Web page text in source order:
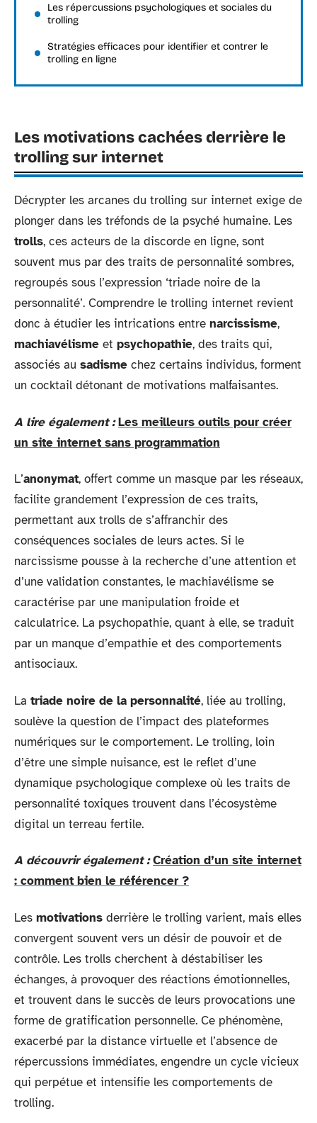
Les répercussions psychologiques et sociales du
trolling
Stratégies efficaces pour identifier et contrer le
trolling en ligne
Les motivations cachées derrière le
trolling sur internet
Décrypter les arcanes du trolling sur internet exige de
plonger dans les tréfonds de la psyché humaine. Les
trolls, ces acteurs de la discorde en ligne, sont
souvent mus par des traits de personnalité sombres,
regroupés sous l’expression ‘triade noire de la
personnalité’. Comprendre le trolling internet revient
donc à étudier les intrications entre narcissisme,
machiavélisme et psychopathie, des traits qui,
associés au sadisme chez certains individus, forment
un cocktail détonant de motivations malfaisantes.
A lire également : Les meilleurs outils pour créer
un site internet sans programmation
L’anonymat, offert comme un masque par les réseaux,
facilite grandement l’expression de ces traits,
permettant aux trolls de s’affranchir des
conséquences sociales de leurs actes. Si le
narcissisme pousse à la recherche d’une attention et
d’une validation constantes, le machiavélisme se
caractérise par une manipulation froide et
calculatrice. La psychopathie, quant à elle, se traduit
par un manque d’empathie et des comportements
antisociaux.
La triade noire de la personnalité, liée au trolling,
soulève la question de l’impact des plateformes
numériques sur le comportement. Le trolling, loin
d’être une simple nuisance, est le reflet d’une
dynamique psychologique complexe où les traits de
personnalité toxiques trouvent dans l’écosystème
digital un terreau fertile.
A découvrir également : Création d’un site internet
: comment bien le référencer ?
Les motivations derrière le trolling varient, mais elles
convergent souvent vers un désir de pouvoir et de
contrôle. Les trolls cherchent à déstabiliser les
échanges, à provoquer des réactions émotionnelles,
et trouvent dans le succès de leurs provocations une
forme de gratification personnelle. Ce phénomène,
exacerbé par la distance virtuelle et l’absence de
répercussions immédiates, engendre un cycle vicieux
qui perpétue et intensifie les comportements de
trolling.